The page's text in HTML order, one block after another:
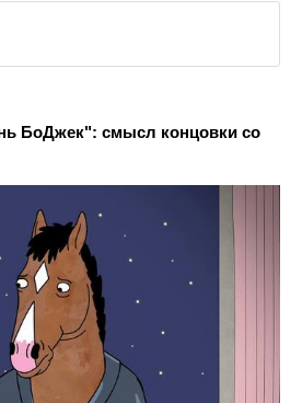
БоДжек": смысл концовки со